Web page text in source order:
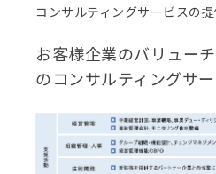
コンサルティングサービスの提
お客様企業のバリュー
のコンサルティングサ